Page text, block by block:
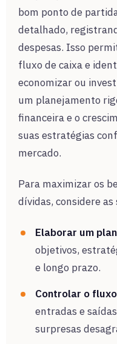
bom ponto de
detalhado,
despesas. Isso
fluxo de caixa e
economizar ou
um planejamento
financeira e o
suas estratégias
mercado.
Para maximizar os
dívidas, considere
Elaborar um
objetivos,
e longo prazo.
Controlar o
entradas e
surpresas